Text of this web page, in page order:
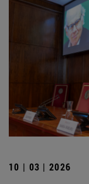
10 | 03 | 2026